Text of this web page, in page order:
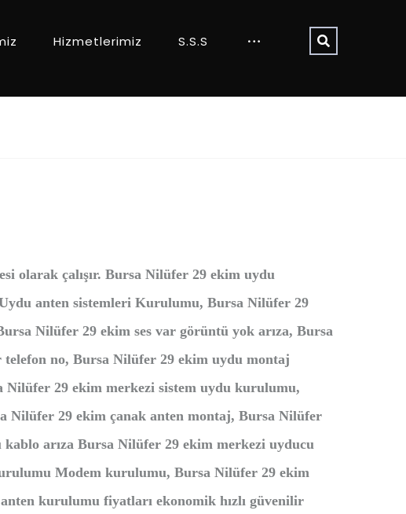
Hizmetlerimiz S.S.S
olarak çalışır. Bursa Nilüfer 29 ekim uydu
anten sistemleri Kurulumu, Bursa Nilüfer 29
Nilüfer 29 ekim ses var görüntü yok arıza, Bursa
no, Bursa Nilüfer 29 ekim uydu montaj
Nilüfer 29 ekim merkezi sistem uydu kurulumu,
Nilüfer 29 ekim çanak anten montaj, Bursa Nilüfer
arıza Bursa Nilüfer 29 ekim merkezi uyducu
Modem kurulumu, Bursa Nilüfer 29 ekim
kurulumu fiyatları ekonomik hızlı güvenilir